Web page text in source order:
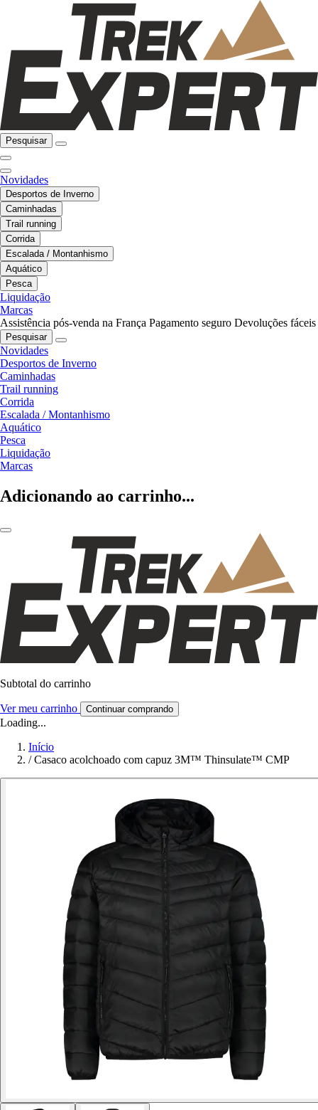
Pesquisar
Novidades
Desportos de Inverno
Caminhadas
Trail running
Corrida
Escalada / Montanhismo
Aquático
Pesca
Liquidação
Marcas
Assistência pós-venda na França Pagamento seguro Devoluções fáceis
Pesquisar
Novidades
Desportos de Inverno
Caminhadas
Trail running
Corrida
Escalada / Montanhismo
Aquático
Pesca
Liquidação
Marcas
Adicionando ao carrinho...
Subtotal do carrinho
Ver meu carrinho Continuar comprando
Loading...
Início
/ Casaco acolchoado com capuz 3M™ Thinsulate™ CMP